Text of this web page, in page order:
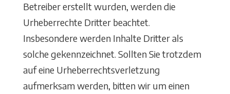
Betreiber erstellt wurden, werden die
Urheberrechte Dritter beachtet.
Insbesondere werden Inhalte Dritter als
solche gekennzeichnet. Sollten Sie trotzdem
auf eine Urheberrechtsverletzung
aufmerksam werden, bitten wir um einen